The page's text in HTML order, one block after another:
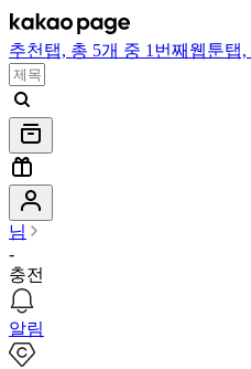
추천 탭, 총 5개 중 1번째 웹툰탭,
님
-
충전
알림